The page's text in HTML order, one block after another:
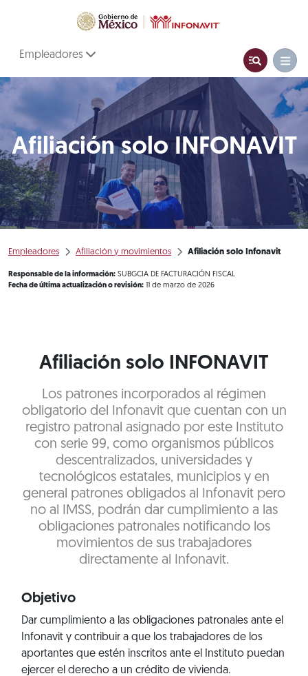
Empleadores
Afiliación solo INFONAVIT
Empleadores Afiliación y movimientos Afiliación solo Infonavit
Responsable de la información: SUBGCIA DE FACTURACIÓN FISCAL
Fecha de última actualización o revisión: 11 de marzo de 2026
Afiliación solo INFONAVIT
Los patrones incorporados al régimen
obligatorio del Infonavit que cuentan con un
registro patronal asignado por este Instituto
con serie 99, como organismos públicos
descentralizados, universidades y
tecnológicos estatales, municipios y en
general patrones obligados al Infonavit pero
no al IMSS, podrán dar cumplimiento a las
obligaciones patronales notificando los
movimientos de sus trabajadores
directamente al Infonavit.
Objetivo
Dar cumplimiento a las obligaciones patronales ante el
Infonavit y contribuir a que los trabajadores de los
aportantes que estén inscritos ante el Instituto puedan
ejercer el derecho a un crédito de vivienda.